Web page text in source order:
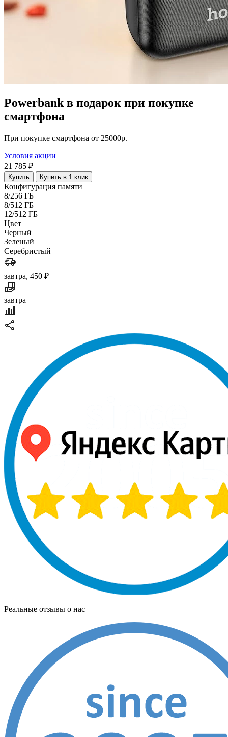
Powerbank в подарок при покупке
смартфона
При покупке смартфона от 25000р.
Условия акции
21 785 ₽
Купить Купить в 1 клик
Конфигурация памяти
8/256 ГБ
8/512 ГБ
12/512 ГБ
Цвет
Черный
Зеленый
Серебристый
завтра, 450 ₽
завтра
Реальные отзывы о нас